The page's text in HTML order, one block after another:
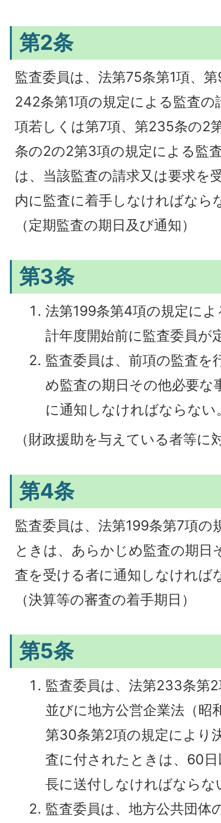
第2条
監査委員は、法第75条第1項、
242条第1項の規定による監査の
項若しくは第7項、第235条の2
条の2の2第3項の規定による監
は、当該監査の請求又は要求を
内に監査に着手しなければなら
（定期監査の期日及び通知）
第3条
法第199条第4項の規定に
計年度開始前に監査委員が
監査委員は、前項の監査を
め監査の期日その他必要な
に通知しなければならない
（財政援助を与えている者等に
第4条
監査委員は、法第199条第7項の
ときは、あらかじめ監査の期日
査を受ける者に通知しなければ
（決算等の審査の着手期日）
第5条
監査委員は、法第233条第
並びに地方公営企業法（昭
第30条第2項の規定により
査に付されたときは、60
長に送付しなければならな
監査委員は、地方公共団体